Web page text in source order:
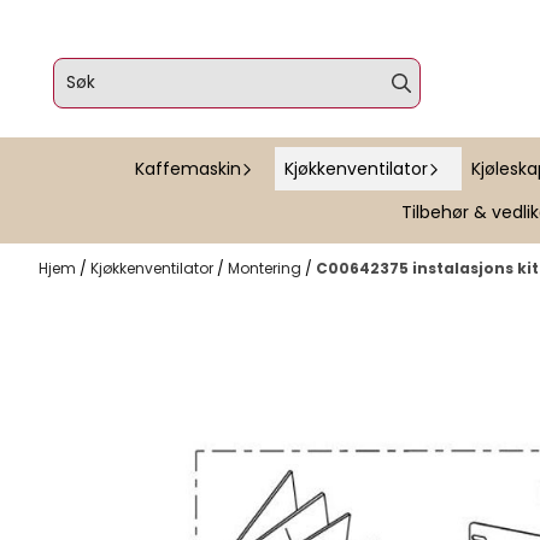
Kaffemaskin Kjøkkenventilator
Tilbehør &
Hjem / Kjøkkenventilator / Montering / C00642375 instalasjons kit